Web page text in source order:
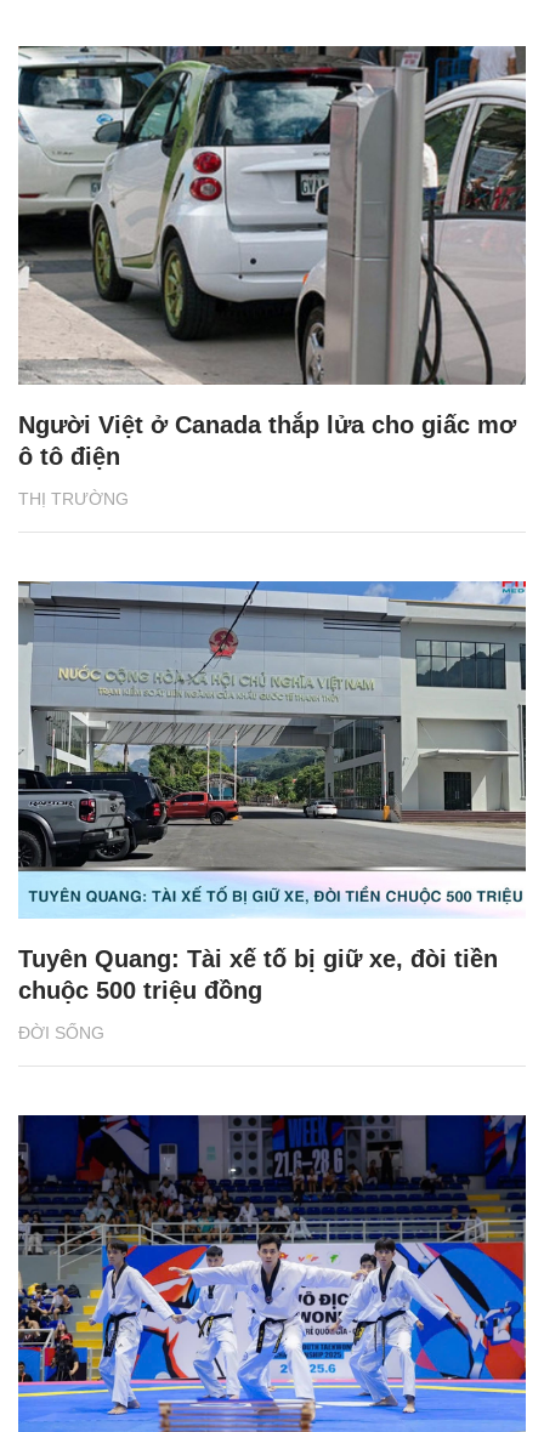
THỊ TRƯỜNG
Người Việt ở Canada thắp lửa cho giấc mơ
ô tô điện
ĐỜI SỐNG
Tuyên Quang: Tài xế tố bị giữ xe, đòi tiền
chuộc 500 triệu đồng